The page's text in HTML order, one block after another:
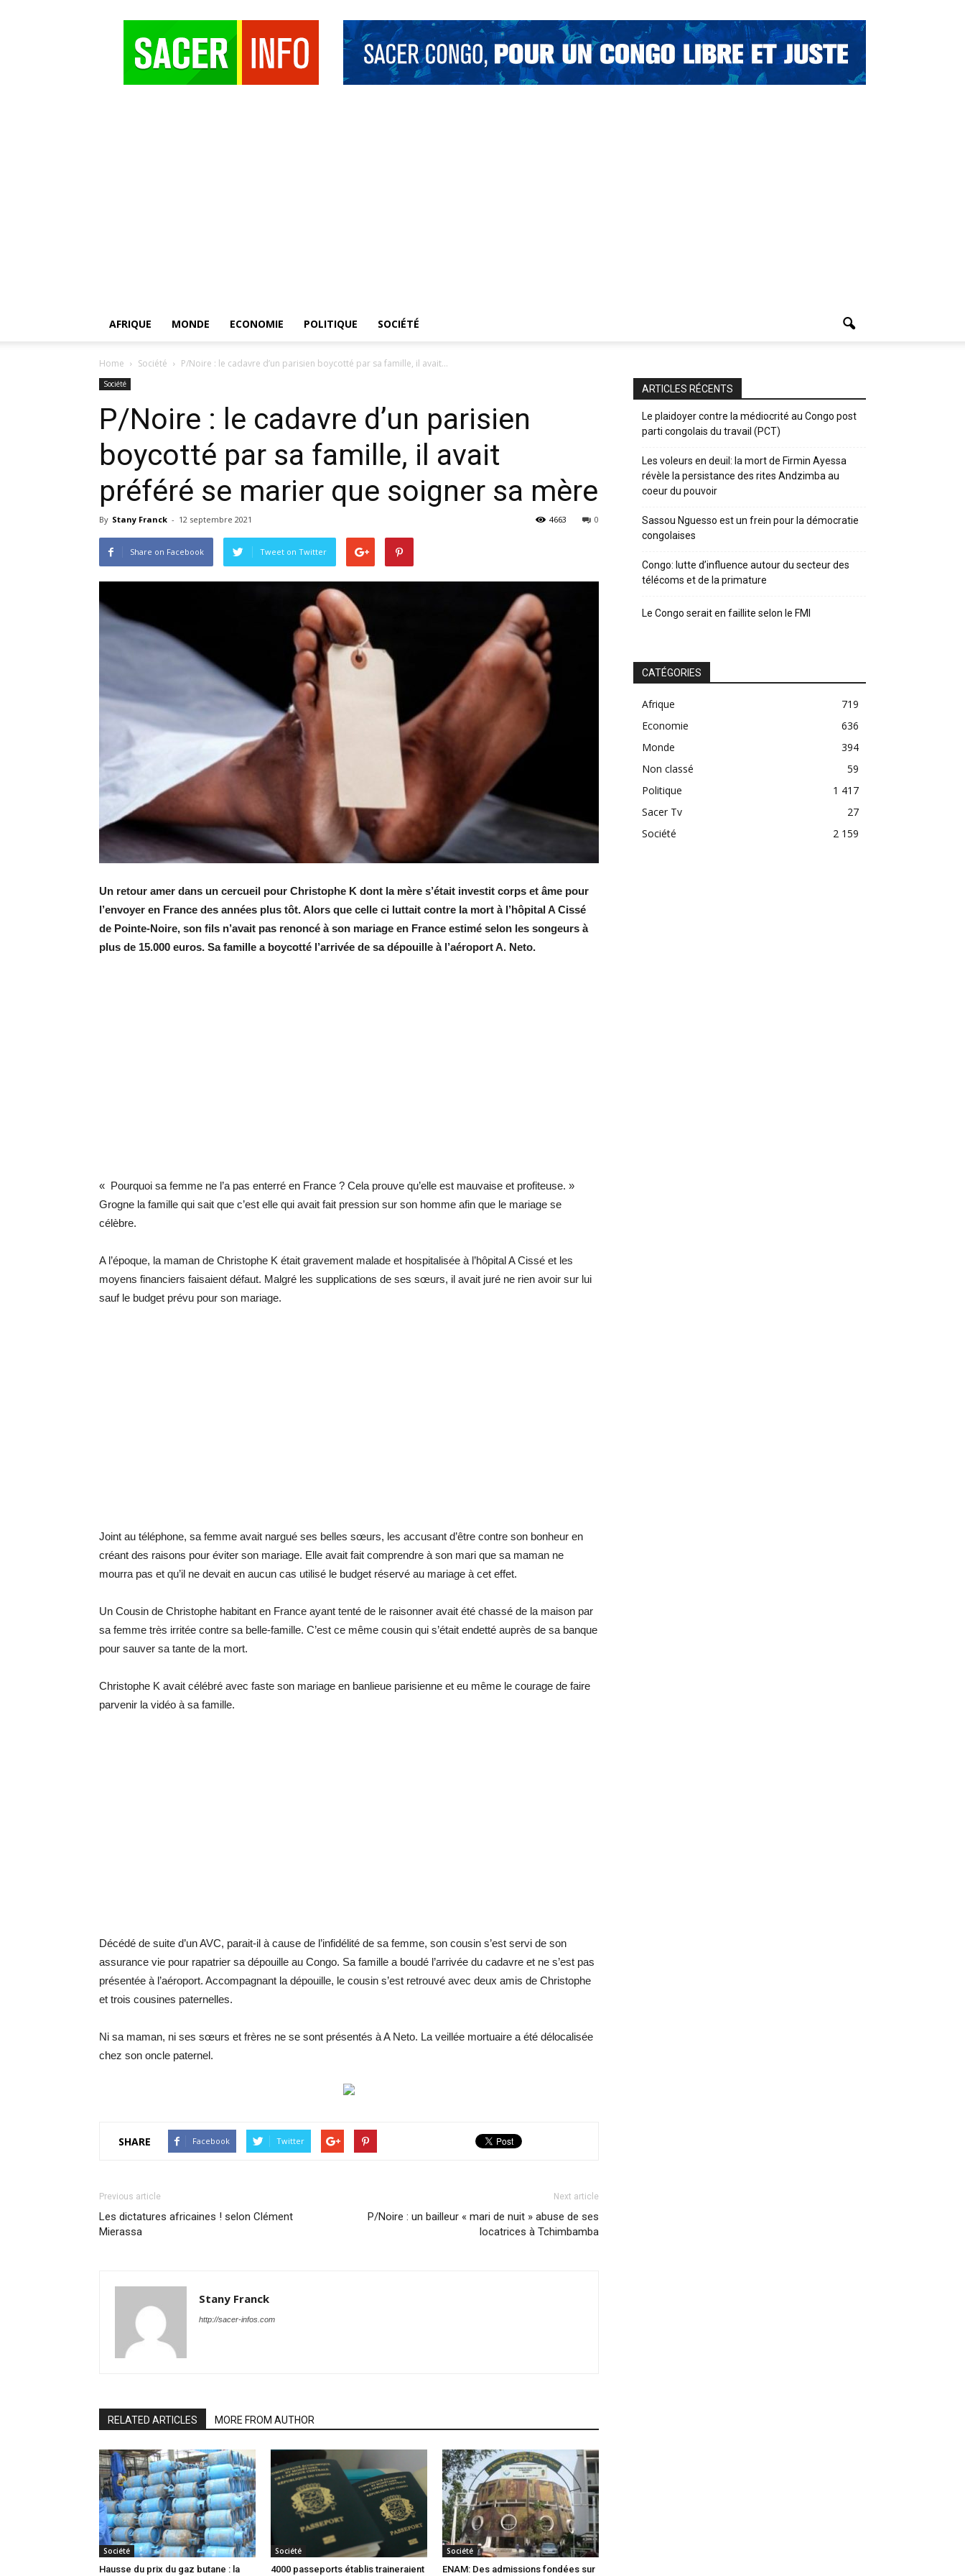
AFRIQUE MONDE ECONOMIE POLITIQUE SOCIÉTÉ
Home Société P/Noire : le cadavre d’un parisien boycotté par sa famille, il avait...
Société
P/Noire : le cadavre d’un parisien
boycotté par sa famille, il avait
préféré se marier que soigner sa mère
By Stany Franck - 12 septembre 2021 0
4663
Share on Facebook Tweet on Twitter
Un retour amer dans un cercueil pour Christophe K dont la mère s’était investit corps et âme pour
l’envoyer en France des années plus tôt. Alors que celle ci luttait contre la mort à l’hôpital A Cissé
de Pointe-Noire, son fils n’avait pas renoncé à son mariage en France estimé selon les songeurs à
plus de 15.000 euros. Sa famille a boycotté l’arrivée de sa dépouille à l’aéroport A. Neto.
« Pourquoi sa femme ne l’a pas enterré en France ? Cela prouve qu’elle est mauvaise et profiteuse. »
Grogne la famille qui sait que c’est elle qui avait fait pression sur son homme afin que le mariage se
célèbre.
A l’époque, la maman de Christophe K était gravement malade et hospitalisée à l’hôpital A Cissé et les
moyens financiers faisaient défaut. Malgré les supplications de ses sœurs, il avait juré ne rien avoir sur lui
sauf le budget prévu pour son mariage.
Joint au téléphone, sa femme avait nargué ses belles sœurs, les accusant d’être contre son bonheur en
créant des raisons pour éviter son mariage. Elle avait fait comprendre à son mari que sa maman ne
mourra pas et qu’il ne devait en aucun cas utilisé le budget réservé au mariage à cet effet.
Un Cousin de Christophe habitant en France ayant tenté de le raisonner avait été chassé de la maison par
sa femme très irritée contre sa belle-famille. C’est ce même cousin qui s’était endetté auprès de sa banque
pour sauver sa tante de la mort.
Christophe K avait célébré avec faste son mariage en banlieue parisienne et eu même le courage de faire
parvenir la vidéo à sa famille.
Décédé de suite d’un AVC, parait-il à cause de l’infidélité de sa femme, son cousin s’est servi de son
assurance vie pour rapatrier sa dépouille au Congo. Sa famille a boudé l’arrivée du cadavre et ne s’est pas
présentée à l’aéroport. Accompagnant la dépouille, le cousin s’est retrouvé avec deux amis de Christophe
et trois cousines paternelles.
Ni sa maman, ni ses sœurs et frères ne se sont présentés à A Neto. La veillée mortuaire a été délocalisée
chez son oncle paternel.
SHARE Facebook Twitter
Previous article
Les dictatures africaines ! selon Clément
Mierassa
Next article
P/Noire : un bailleur « mari de nuit » abuse de ses
locatrices à Tchimbamba
Stany Franck
http://sacer-infos.com
RELATED ARTICLES MORE FROM AUTHOR
Société
Hausse du prix du gaz butane : la
Société
4000 passeports établis traineraient
Société
ENAM: Des admissions fondées sur
ARTICLES RÉCENTS
Le plaidoyer contre la médiocrité au Congo post
parti congolais du travail (PCT)
Les voleurs en deuil: la mort de Firmin Ayessa
révèle la persistance des rites Andzimba au
coeur du pouvoir
Sassou Nguesso est un frein pour la démocratie
congolaises
Congo: lutte d’influence autour du secteur des
télécoms et de la primature
Le Congo serait en faillite selon le FMI
CATÉGORIES
Afrique
719
Economie
636
Monde
394
Non classé
59
Politique
1 417
Sacer Tv
27
Société
2 159